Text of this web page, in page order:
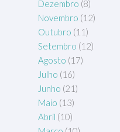
Dezembro (8)
Novembro (12)
Outubro (11)
Setembro (12)
Agosto (17)
Julho (16)
Junho (21)
Maio (13)
Abril (10)